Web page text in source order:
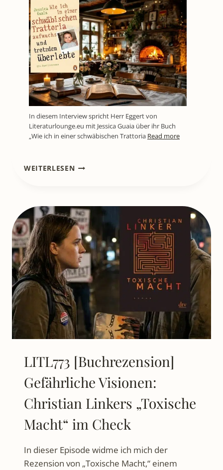
In diesem Interview spricht Herr Eggert von
Literaturlounge.eu mit Jessica Guaia über ihr Buch
„Wie ich in einer schwäbischen Trattoria Read more
WEITERLESENLITL779
–
EIN
POLITTHRILLER,
DER
DEUTSCHLAND
ERSCHÜTTERTE
(UND
WARUM
HEUTE
RELEVANTER
DENN
LITL773 [Buchrezension]
Gefährliche Visionen:
Christian Linkers „Toxische
Macht“ im Check
In dieser Episode widme ich mich der
Rezension von „Toxische Macht,“ einem